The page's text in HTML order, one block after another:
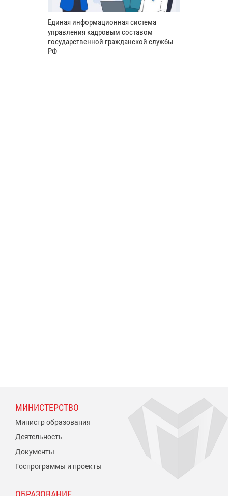
Единая информационная система
управления кадровым составом
государственной гражданской службы
РФ
МИНИСТЕРСТВО
Министр образования
Деятельность
Документы
Госпрограммы и проекты